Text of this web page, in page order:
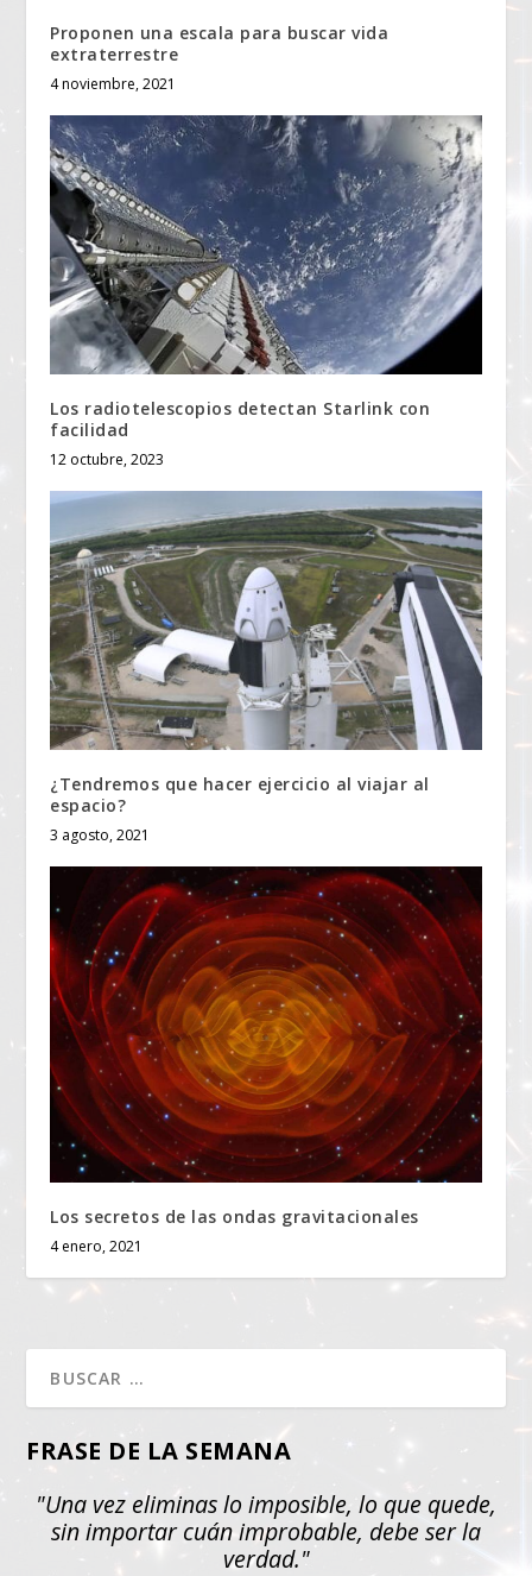
Proponen una escala para buscar vida
extraterrestre
4 noviembre, 2021
Los radiotelescopios detectan Starlink con
facilidad
12 octubre, 2023
¿Tendremos que hacer ejercicio al viajar al
espacio?
3 agosto, 2021
Los secretos de las ondas gravitacionales
4 enero, 2021
FRASE DE LA SEMANA
"Una vez eliminas lo imposible, lo que quede,
sin importar cuán improbable, debe ser la
verdad."